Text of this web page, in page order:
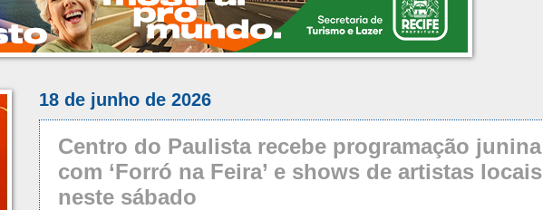
18 de junho de 2026
Centro do Paulista recebe programação junina
com ‘Forró na Feira’ e shows de artistas locais
neste sábado